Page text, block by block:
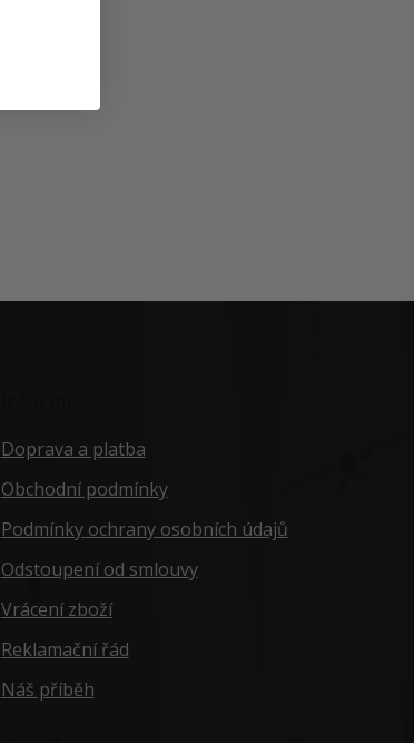
Doprava a platba
Obchodní podmínky
Podmínky ochrany osobních údajů
Odstoupení od smlouvy
Vrácení zboží
Reklamační řád
Náš příběh